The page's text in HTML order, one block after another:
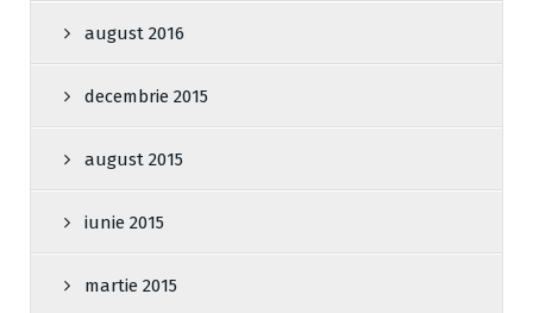
august 2016
decembrie 2015
august 2015
iunie 2015
martie 2015